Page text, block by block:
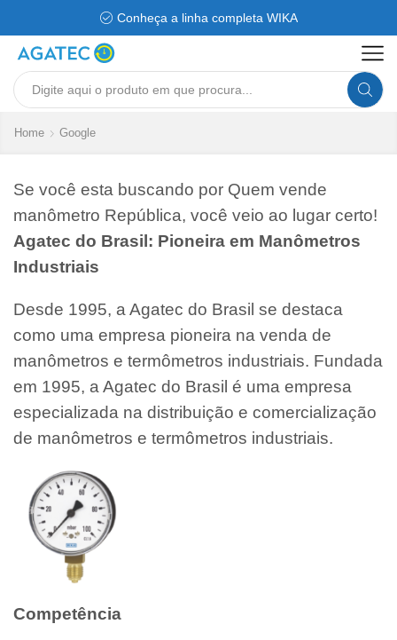
Conheça a linha completa WIKA
Search
Home Google
Se você esta buscando por Quem vende
manômetro República, você veio ao lugar certo!
Agatec do Brasil: Pioneira em Manômetros
Industriais
Desde 1995, a Agatec do Brasil se destaca
como uma empresa pioneira na venda de
manômetros e termômetros industriais. Fundada
em 1995, a Agatec do Brasil é uma empresa
especializada na distribuição e comercialização
de manômetros e termômetros industriais.
Competência